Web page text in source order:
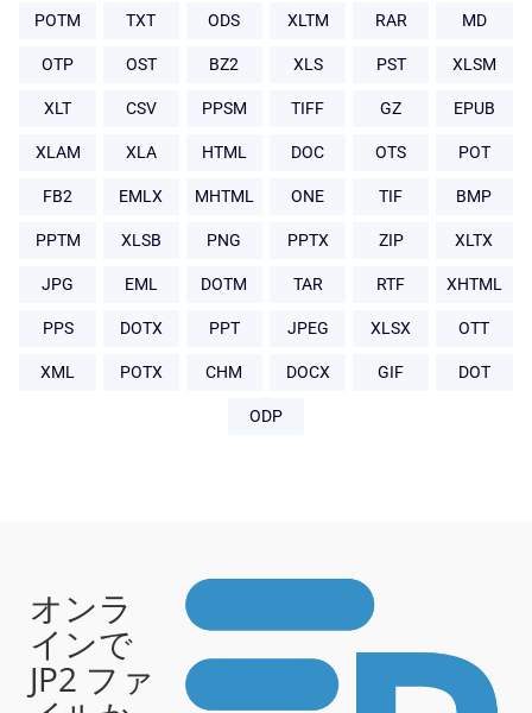
POTM TXT ODS XLTM RAR MD
OTP OST BZ2 XLS PST XLSM
XLT CSV PPSM TIFF GZ EPUB
XLAM XLA HTML DOC OTS POT
FB2 EMLX MHTML ONE TIF BMP
PPTM XLSB PNG PPTX ZIP XLTX
JPG EML DOTM TAR RTF XHTML
PPS DOTX PPT JPEG XLSX OTT
XML POTX CHM DOCX GIF DOT
ODP
オンラ
インで
JP2 ファ